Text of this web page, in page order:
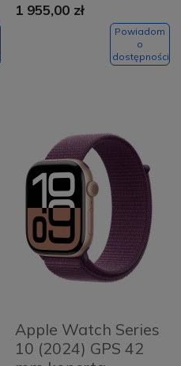
Gold + pasek Light
Blush Sport Band
1 955,00 zł
Powiadom
o
dostępności
Apple Watch Series
10 (2024) GPS 42